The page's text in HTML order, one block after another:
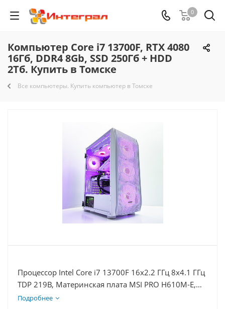
0
Компьютер Core i7 13700F, RTX 4080
16Гб, DDR4 8Gb, SSD 250Гб + HDD
2Тб. Купить в Томске
Все компьютеры. Купить компьютер в Томске
Процессор Intel Core i7 13700F 16x2.2 ГГц 8x4.1 ГГц
TDP 219В, Материнская плата MSI PRO H610M-E,
Видеокарта RTX 4080 16Гб, Память DDR4 8Gb,
Подробнее